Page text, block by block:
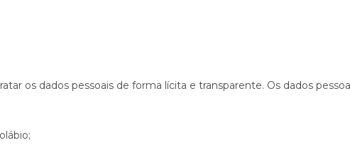
os dados pessoais de forma lícita e transparente. Os dados